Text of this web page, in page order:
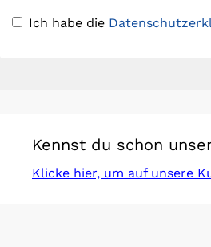
Ich habe die
Kennst du schon
Klicke hier, um auf unsere